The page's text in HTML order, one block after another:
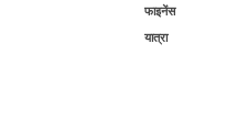
फाइनेंस
यात्रा